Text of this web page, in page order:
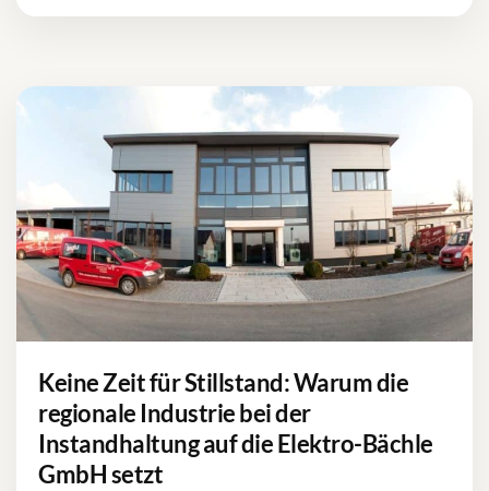
Keine Zeit für Stillstand: Warum die
regionale Industrie bei der
Instandhaltung auf die Elektro-Bächle
GmbH setzt